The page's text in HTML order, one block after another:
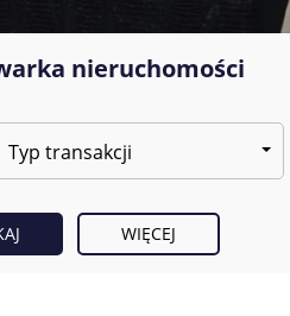
nieruchomości
Typ transakcji
WIĘCEJ